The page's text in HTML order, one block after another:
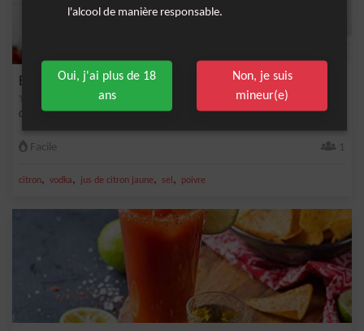
Bloody Mary Original
Cocktail original et succulent !
Facile 1
citron, vodka, jus de citron jaune, sel , poivre
l'alcool de manière responsable.
Oui, j'ai plus de 18
ans
Non, je suis
mineur(e)